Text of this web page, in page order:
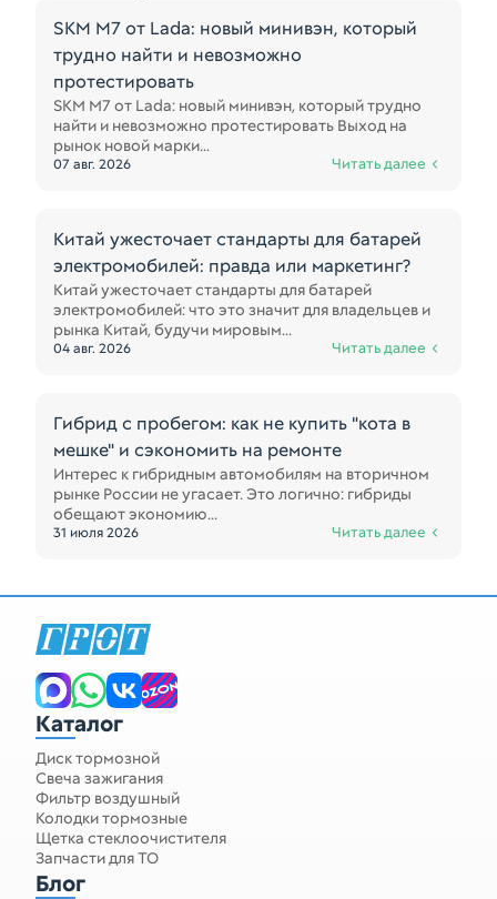
SKM M7 от Lada: новый минивэн, который
трудно найти и невозможно
протестировать
SKM M7 от Lada: новый минивэн, который трудно
найти и невозможно протестировать Выход на
рынок новой марки...
07 авг. 2026 Читать далее
Китай ужесточает стандарты для батарей
электромобилей: правда или маркетинг?
Китай ужесточает стандарты для батарей
электромобилей: что это значит для владельцев и
рынка Китай, будучи мировым...
04 авг. 2026 Читать далее
Гибрид с пробегом: как не купить "кота в
мешке" и сэкономить на ремонте
Интерес к гибридным автомобилям на вторичном
рынке России не угасает. Это логично: гибриды
обещают экономию...
31 июля 2026 Читать далее
Каталог
Диск тормозной
Свеча зажигания
Фильтр воздушный
Колодки тормозные
Щетка стеклоочистителя
Запчасти для ТО
Блог